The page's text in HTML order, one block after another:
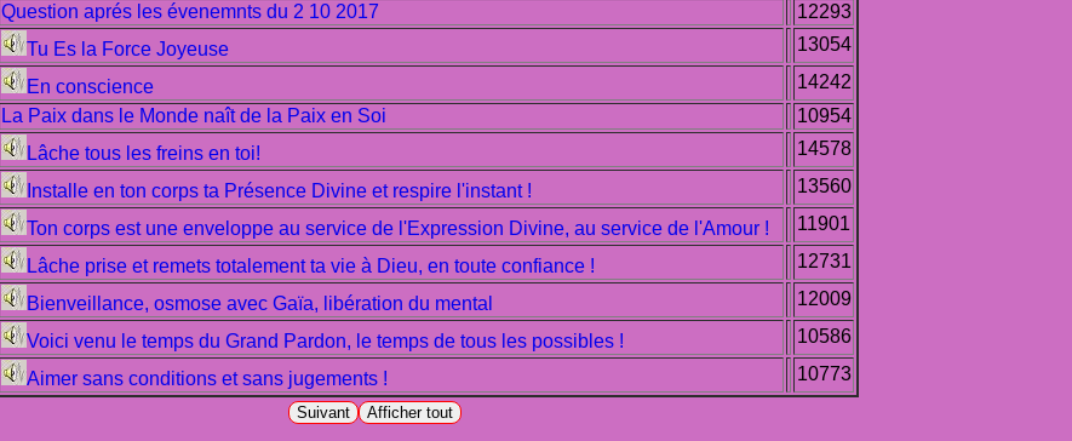
Question aprés les évenemnts du 2 10 2017
12293
Tu Es la Force Joyeuse
13054
En conscience
14242
La Paix dans le Monde naît de la Paix en Soi
10954
Lâche tous les freins en toi!
14578
Installe en ton corps ta Présence Divine et respire l'instant !
13560
Ton corps est une enveloppe au service de l'Expression Divine, au service de l'Amour !
11901
Lâche prise et remets totalement ta vie à Dieu, en toute confiance !
12731
Bienveillance, osmose avec Gaïa, libération du mental
12009
Voici venu le temps du Grand Pardon, le temps de tous les possibles !
10586
Aimer sans conditions et sans jugements ! 10773